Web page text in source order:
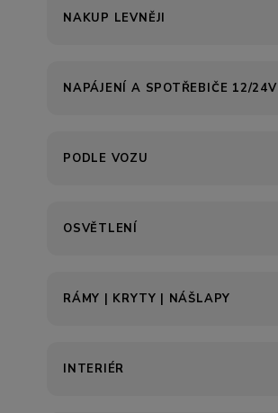
NAKUP LEVNĚJI
NAPÁJENÍ A SPOTŘEBIČE 12/24V
PODLE VOZU
OSVĚTLENÍ
RÁMY | KRYTY | NÁŠLAPY
INTERIÉR